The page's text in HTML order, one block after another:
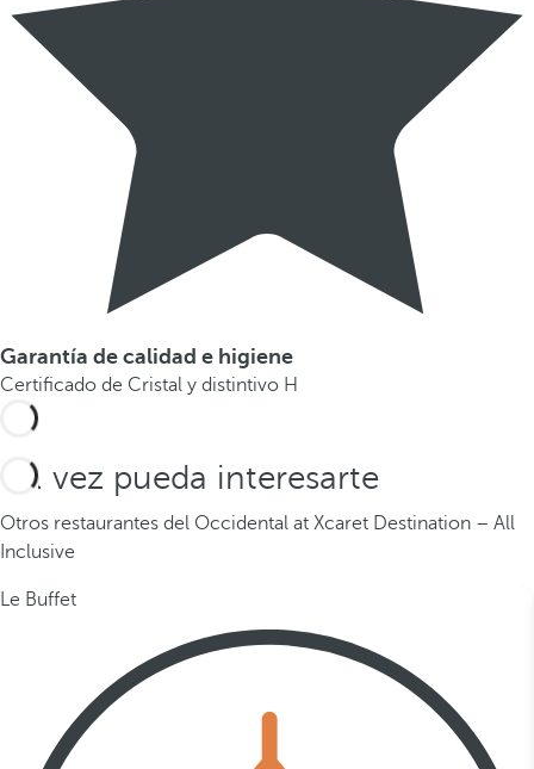
Garantía de calidad e higiene
Certificado de Cristal y distintivo H
Tal vez pueda interesarte
Otros restaurantes del Occidental at Xcaret Destination – All
Inclusive
Le Buffet